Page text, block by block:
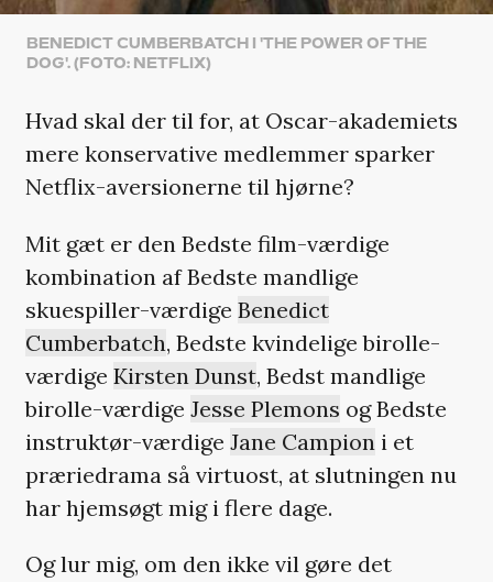
BENEDICT CUMBERBATCH I 'THE POWER OF THE
DOG'. (FOTO: NETFLIX)
Hvad skal der til for, at Oscar-akademiets
mere konservative medlemmer sparker
Netflix-aversionerne til hjørne?
Mit gæt er den Bedste film-værdige
kombination af Bedste mandlige
skuespiller-værdige Benedict
Cumberbatch, Bedste kvindelige birolle-
værdige Kirsten Dunst, Bedst mandlige
birolle-værdige Jesse Plemons og Bedste
instruktør-værdige Jane Campion i et
præriedrama så virtuost, at slutningen nu
har hjemsøgt mig i flere dage.
Og lur mig, om den ikke vil gøre det